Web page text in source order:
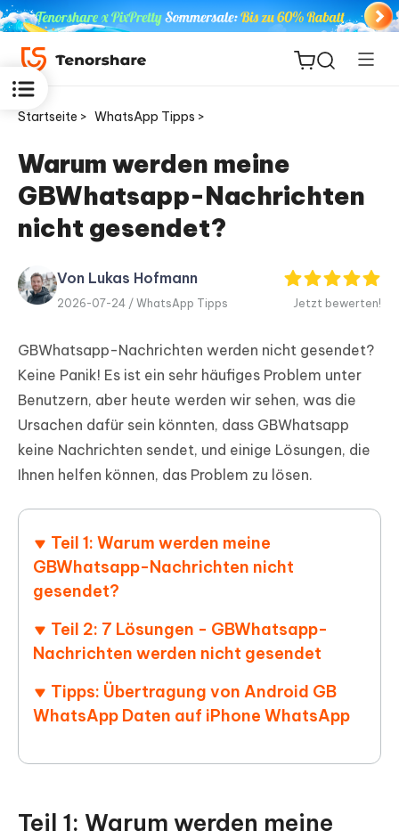
ReiBoot
for iOS
PDF
Editor
Neu
iAnyGo
Startseite > WhatsApp Tipps >
Warum werden meine
GBWhatsapp-Nachrichten
nicht gesendet?
Von Lukas Hofmann
2026-07-24 / WhatsApp Tipps Jetzt bewerten!
GBWhatsapp-Nachrichten werden nicht gesendet?
Keine Panik! Es ist ein sehr häufiges Problem unter
Benutzern, aber heute werden wir sehen, was die
Ursachen dafür sein könnten, dass GBWhatsapp
keine Nachrichten sendet, und einige Lösungen, die
Ihnen helfen können, das Problem zu lösen.
Teil 1: Warum werden meine
GBWhatsapp-Nachrichten nicht
gesendet?
Teil 2: 7 Lösungen - GBWhatsapp-
Nachrichten werden nicht gesendet
Tipps: Übertragung von Android GB
WhatsApp Daten auf iPhone WhatsApp
Teil 1: Warum werden meine